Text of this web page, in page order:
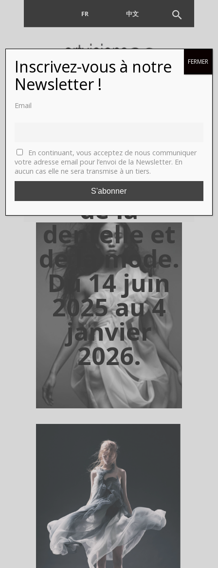
FR 中文
« Yiqing
songes ».
Calais. Cité
de la
dentelle et
de la mode.
Du 14 juin
2025 au 4
janvier
2026.
Inscrivez-vous à notre
Newsletter !
Email
En continuant, vous acceptez de nous communiquer
votre adresse email pour l’envoi de la Newsletter. En
aucun cas elle ne sera transmise à un tiers.
FERMER